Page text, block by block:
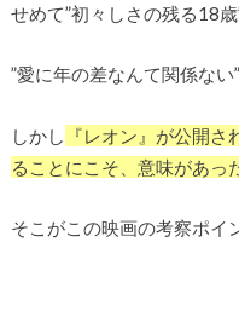
せめて”初々しさの残る18
”愛に年の差なんて関係ない
しかし
『レオン』が公開
ることにこそ、意味があっ
そこがこの映画の考察ポイ